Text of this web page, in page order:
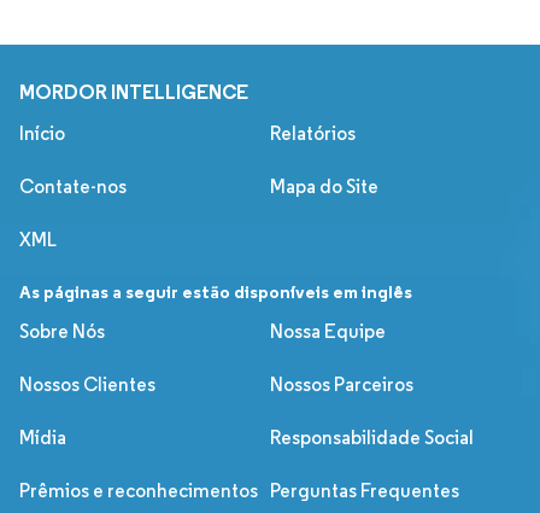
MORDOR INTELLIGENCE
Início Relatórios
Contate-nos Mapa do Site
XML
As páginas a seguir estão disponíveis em inglês
Sobre Nós
Nossa Equipe
Nossos Clientes Nossos Parceiros
Mídia Responsabilidade Social
Prêmios e reconhecimentos Perguntas Frequentes